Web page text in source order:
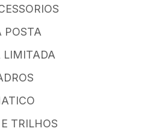
POSTA
LIMITADA
TRILHOS